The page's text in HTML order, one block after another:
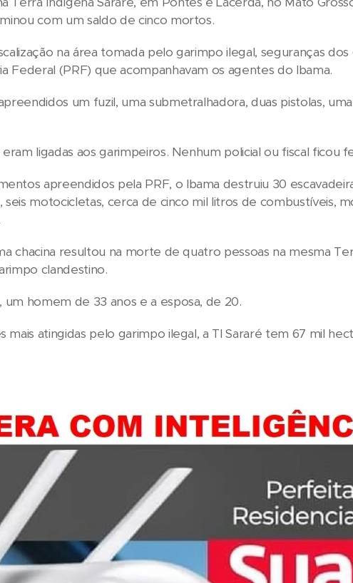
com um saldo de cinco mortos.
na área tomada pelo garimpo ilegal, seguranças
Federal (PRF) que acompanhavam os agentes do Ibama.
um fuzil, uma submetralhadora, duas pistolas,
ligadas aos garimpeiros. Nenhum policial ou fiscal ficou
apreendidos pela PRF, o Ibama destruiu 30
seis motocicletas, cerca de cinco mil litros de combustíveis,
chacina resultou na morte de quatro pessoas na mesma
clandestino.
um homem de 33 anos e a esposa, de 20.
mais atingidas pelo garimpo ilegal, a TI Sararé tem 67 mil